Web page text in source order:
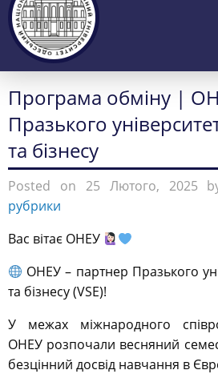
Програма обміну |
Празького
та бізнесу
Posted on 25 Лютого, 2025
рубрики
Вас вітає ОНЕУ
ОНЕУ – партнер Празького
та бізнесу (VSE)!
У межах міжнародного
ОНЕУ розпочали весняний
безцінний досвід навчання в